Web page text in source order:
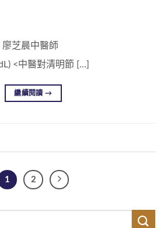
芝晨中醫師
<中醫對清明節 […]
繼續閱讀→
1 2